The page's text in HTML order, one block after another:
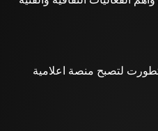
ثم تطورت لتصبح منصة اعلامية